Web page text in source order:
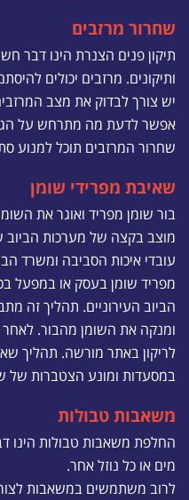
שחרור מרזבים
תיקון פנים הצנרת הינו דבר
ותיקונים. מרזבים יכולים
יש צורך לבדוק את מצב
אפשר לדעת מה מתרחש על
שחרור המרזבים תוכל למנוע
שאיבת מפרידי שומן
בור שומן מפריד ואוגר את
מוצב בקצה של מערכות הביוב
עובדי איכות הסביבה ומשרד
מפריד שומן בעסק או במפעל
הביוב העירוניים. תהליך זה
ומנקה את השומן מהבור.
לריקון באתר מורשה. תהליך
במסעדות ומונע הצטברות של
משאבות טבולות
החלפת משאבות טבולות הינו
מים או כל נוזל אחר.
לרוב משתמשים במשאבות